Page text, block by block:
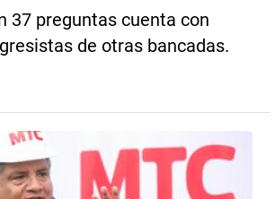
37 preguntas cuenta con
de otras bancadas.